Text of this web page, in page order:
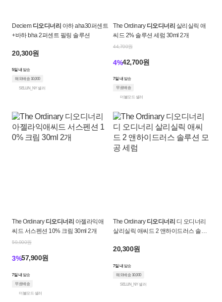
Deciem 디오디너리 아하 aha30퍼센트
+바하 bha 2퍼센트 필링 솔루션
20,300원
5일 내 발송
해외배송 10,000
SELLIN_NY 셀러
The Ordinary 디오디너리 살리실릭 애
씨드 2% 솔루션 세럼 30ml 2개
44,700원
4%42,700원
7일 내 발송
무료배송
더블모드 셀러
The Ordinary 디오디너리 아젤라익애
씨드 서스펜션 10% 크림 30ml 2개
59,900원
3%57,900원
7일 내 발송
무료배송
더블모드 셀러
The Ordinary 디오디너리 디 오디너리
살리실릭 애씨드 2 앤하이드러스 솔루
20,300원
7일 내 발송
해외배송 10,000
SELLIN_NY 셀러